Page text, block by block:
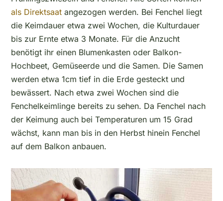
als Direktsaat angezogen werden. Bei Fenchel liegt
die Keimdauer etwa zwei Wochen, die Kulturdauer
bis zur Ernte etwa 3 Monate. Für die Anzucht
benötigt ihr einen Blumenkasten oder Balkon-
Hochbeet, Gemüseerde und die Samen. Die Samen
werden etwa 1cm tief in die Erde gesteckt und
bewässert. Nach etwa zwei Wochen sind die
Fenchelkeimlinge bereits zu sehen. Da Fenchel nach
der Keimung auch bei Temperaturen um 15 Grad
wächst, kann man bis in den Herbst hinein Fenchel
auf dem Balkon anbauen.